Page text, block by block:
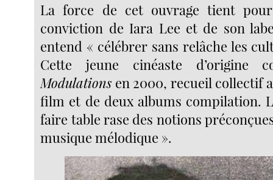
La force de cet ouvrage tient
conviction de Iara Lee et de son
entend « célébrer sans relâche les
Cette jeune cinéaste d’origine
Modulations en 2000, recueil collectif
film et de deux albums compilation.
faire table rase des notions
musique mélodique ».